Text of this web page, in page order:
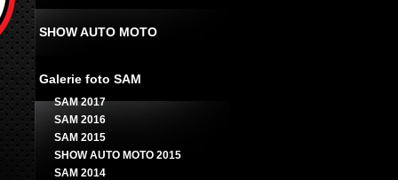
SHOW AUTO MOTO
Galerie foto SAM
SAM 2017
SAM 2016
SAM 2015
SHOW AUTO MOTO 2015
SAM 2014